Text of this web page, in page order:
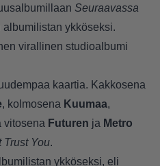
Seuraavassa
ykköseksi.
virallinen studioalbumi
kaartia. Kakkosena
, kolmosena Kuumaa,
vitosena Futuren ja Metro
Trust You.
ykköseksi, eli